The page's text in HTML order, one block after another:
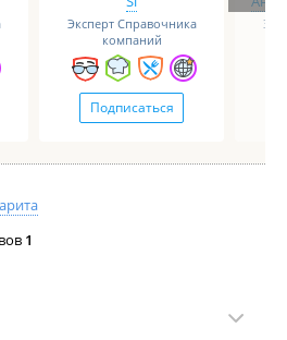
Эксперт Справочника
компаний
Подписаться
1